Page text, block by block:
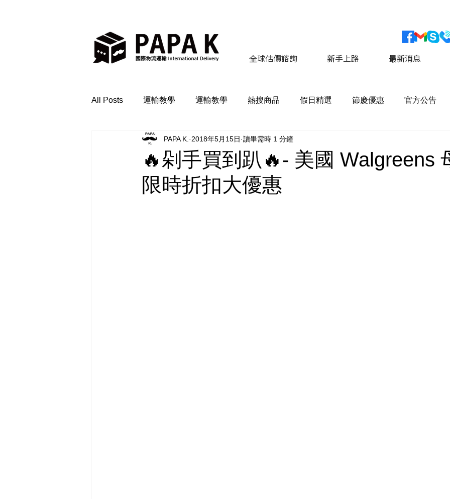
全球估價諮詢 新手上路 最新消息
All Posts 運輸教學 運輸教學 熱搜商品 假日精選 節慶優惠 官方公告
🔥剁手買到趴🔥- 美國 Walgreens
限時折扣大優惠
PAPA K. 2018年5月15日 讀畢需時 1 分鐘